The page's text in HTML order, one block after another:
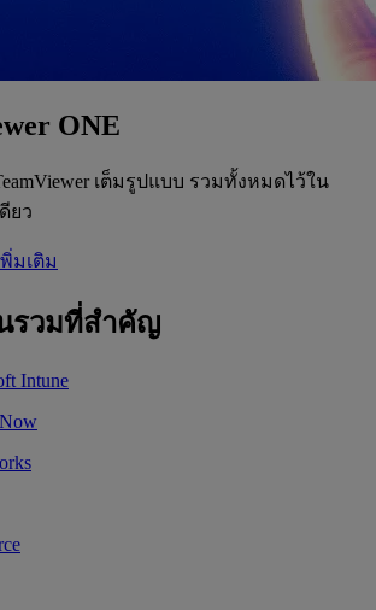
ONE
เต็มรูปแบบ รวมทั้งหมดไว้ใน
ยว
พิ่มเติม
รวมที่สำคัญ
Intune